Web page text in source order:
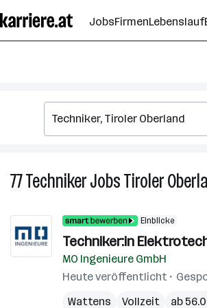
Seiteninhalt
springen
JobsFirmenLebenslauf
77TechnikerJobsTiroler
Einblicke
Techniker:in
MO Ingenieure GmbH
Heute veröffentlicht
Wattens
Vollzeit ab